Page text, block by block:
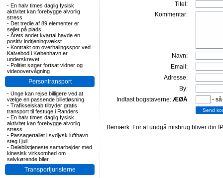
- En halv times daglig fysisk
aktivitet kan forebygge alvorlig
stress
- Det tredie af 89 elementer er
sejlet på plads
- Årets andet kvartal havde en
positiv indtjeningvækst
- Kontrakt om overhalingsspor ved
Kalvebod i København er
underskrevet
- Politiet søger fortsat vidner og
videoovervågning
Persontransport
- Unge kan rejse billigere ved at
vælge en passende billetløsning
- Trafikselskab tilbyder gratis
transport til festuge i Randers
- En halv times daglig fysisk
aktivitet kan forebygge alvorlig
stress
- Passagertallet i sydjysk lufthavn
steg i juli
- Delebilstjeneste samarbejder med
kinesisk virksomhed om
selvkørende biler
Transportjuristerne
Titel:
Kommentar:
Navn:
Email:
Adresse:
By:
Indtast bogstaverne: ÆØÅ -
Bemærk: For at undgå misbrug bliver din